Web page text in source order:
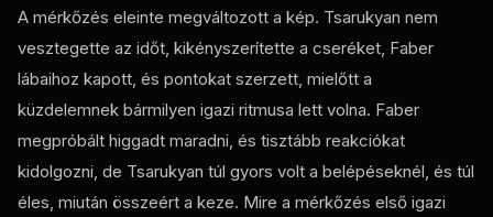
A mérkőzés eleinte megváltozott a kép. Tsarukyan nem
vesztegette az időt, kikényszerítette a cseréket, Faber
lábaihoz kapott, és pontokat szerzett, mielőtt a
küzdelemnek bármilyen igazi ritmusa lett volna. Faber
megpróbált higgadt maradni, és tisztább reakciókat
kidolgozni, de Tsarukyan túl gyors volt a belépéseknél, és túl
éles, miután összeért a keze. Mire a mérkőzés első igazi